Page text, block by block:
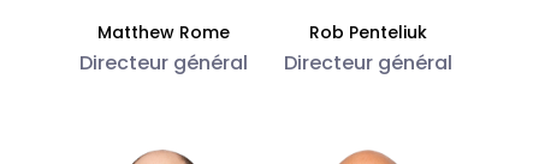
Matthew Rome
Directeur général
Rob Penteliuk
Directeur général